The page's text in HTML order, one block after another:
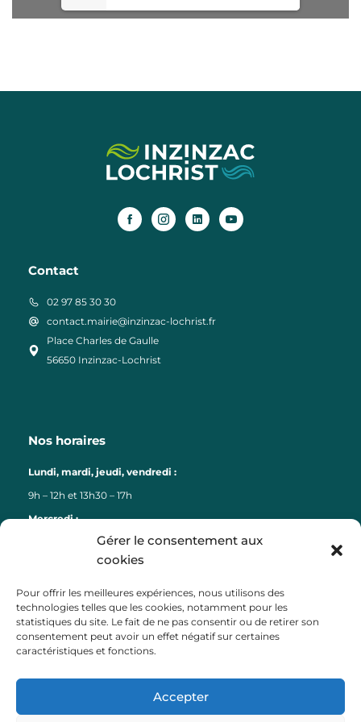
Gérer le consentement aux
cookies
Pour offrir les meilleures expériences, nous utilisons des
technologies telles que les cookies, notamment pour les
statistiques du site. Le fait de ne pas consentir ou de retirer son
consentement peut avoir un effet négatif sur certaines
caractéristiques et fonctions.
Accepter
Contact
02 97 85 30 30
contact.mairie@inzinzac-lochrist.fr
Place Charles de Gaulle
56650 Inzinzac-Lochrist
Nos horaires
Lundi, mardi, jeudi, vendredi :
9h – 12h et 13h30 – 17h
Mercredi :
Liens
Lorient Agglomération
Lorient Bretagne Sud Tourisme
Département du Morbihan
Région Bretagne
Préfecture du Morbihan
Payfip (paiement factures)